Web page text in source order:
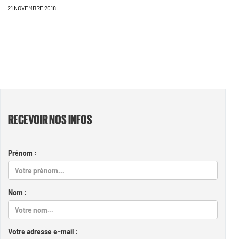
21 NOVEMBRE 2018
RECEVOIR NOS INFOS
Prénom :
Nom :
Votre adresse e-mail :